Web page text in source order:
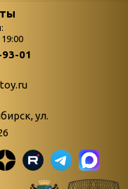
поступлений
Война. Народ.
живые»
01
ул.